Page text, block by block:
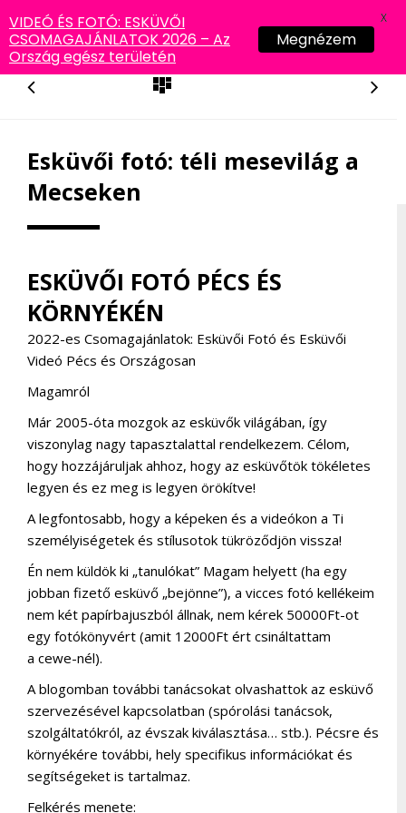
Esküvői fotó: téli mesevilág a
Mecseken
ESKÜVŐI FOTÓ PÉCS ÉS
KÖRNYÉKÉN
2022-es Csomagajánlatok: Esküvői Fotó és Esküvői
Videó Pécs és Országosan
Magamról
Már 2005-óta mozgok az esküvők világában, így
viszonylag nagy tapasztalattal rendelkezem. Célom,
hogy hozzájáruljak ahhoz, hogy az esküvőtök tökéletes
legyen és ez meg is legyen örökítve!
A legfontosabb, hogy a képeken és a videókon a Ti
személyiségetek és stílusotok tükröződjön vissza!
Én nem küldök ki „tanulókat” Magam helyett (ha egy
jobban fizető esküvő „bejönne”), a vicces fotó kellékeim
nem két papírbajuszból állnak, nem kérek 50000Ft-ot
egy fotókönyvért (amit 12000Ft ért csináltattam
a cewe-nél).
Ablogomban további tanácsokat olvashattok az esküvő
szervezésével kapcsolatban (spórolási tanácsok,
szolgáltatókról, az évszak kiválasztása… stb.). Pécsre és
környékére további, hely specifikus információkat és
segítségeket is tartalmaz.
Felkérés menete:
VIDEÓ ÉS FOTÓ: ESKÜVŐI
CSOMAGAJÁNLATOK 2026 – Az
Ország egész területén
Megnézem
X